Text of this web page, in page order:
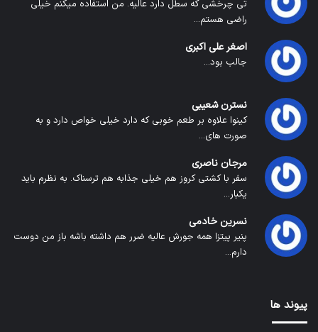
تی چرخشی که سطل دارد عالیه. من استفاده میکنم خیلی
راضی هستم...
اصغر علی اکبری
جالب بود...
نسترن شعیبی
کینوا علاوه بر طعم خوبی که دارد خیلی خواص دارد و به
صورت های...
مرجان ناصری
سفر با کشتی کروز هم خیلی جذابه هم ترسناک. به نظرم باید
یکبار...
نسرین خادمی
پنیر پیتزا همه جورش عالیه ضرر هم داشته باشه باز من دوست
دارم...
پیوند ها